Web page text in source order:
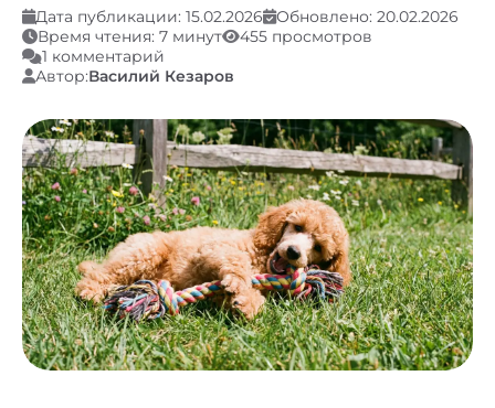
Дата публикации: 15.02.2026
Обновлено: 20.02.2026
Время чтения: 7 минут
455 просмотров
1 комментарий
Автор:Василий Кезаров